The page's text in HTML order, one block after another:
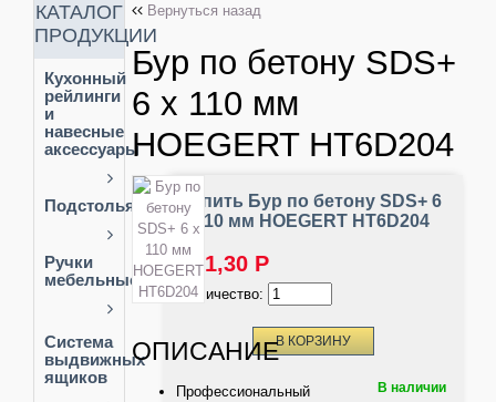
КАТАЛОГ
ПРОДУКЦИИ
Кухонный
рейлинги
и
навесные
аксессуары
Подстолья
Ручки
мебельные
Благородный
черный
Система
выдвижных
ящиков
Вернуться назад
Бур по бетону SDS+
6 x 110 мм
HOEGERT HT6D204
Купить Бур по бетону SDS+ 6
x 110 мм HOEGERT HT6D204
321,30 Р
Количество:
В наличии
ОПИСАНИЕ
Профессиональный